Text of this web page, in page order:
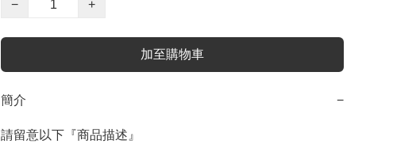
−
+
加至購物車
簡介 −
請留意以下『商品描述』